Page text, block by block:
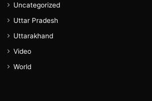
Uncategorized
Uttar Pradesh
Uttarakhand
Video
World